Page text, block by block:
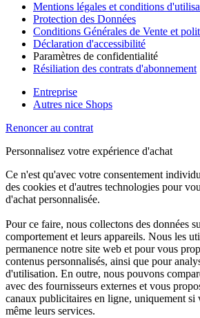
Mentions légales et conditions
Protection des Données
Conditions Générales de Vente et
Déclaration d'accessibilité
Paramètres de confidentialité
Résiliation des contrats d'abonnement
Entreprise
Autres nice Shops
Renoncer au contrat
Personnalisez votre expérience d'achat
Ce n'est qu'avec votre consentement
des cookies et d'autres technologies pour
d'achat personnalisée.
Pour ce faire, nous collectons des données
comportement et leurs appareils. Nous les
permanence notre site web et pour vous
contenus personnalisés, ainsi que pour
d'utilisation. En outre, nous pouvons
avec des fournisseurs externes et vous
canaux publicitaires en ligne, uniquement si
même leurs services.